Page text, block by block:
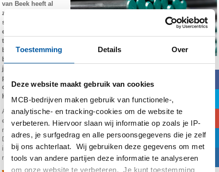
Toestemming Details Over
Deze website maakt gebruik van cookies
MCB-bedrijven maken gebruik van functionele-,
analytische- en tracking-cookies om de website te
verbeteren. Hiervoor slaan wij informatie op zoals je IP-
adres, je surfgedrag en alle persoonsgegevens die je zelf
bij ons achterlaat. Wij gebruiken deze gegevens om met
tools van andere partijen deze informatie te analyseren
om onze website te verbeteren. Je kunt toestemming
van Beek heeft al
zijn kennis over
staal omgezet naar
een e-learning
toepassing. Hoe
beter je staal
begrijpt, hoe beter
je kunt voorspellen hoe het zich gedraagt. Of inschatten waardoor
problemen worden veroorzaakt. Dat is het doel van onze nieuwe
digitale materiaalkunde module Staal, toegepast in de MCB-Campus.
Hieronder legt hij uit hoe en waarom deze e-learning is
Als metaalkundig adviseur krijg ik veel vragen over waarom staal zich op
een bepaalde manier gedraagt tijdens een bewerking. ‘Eerst ging het wel, nu
niet, hoe kan dat?’
Daarom ben ik heel blij met de introductie van module ‘3A Staal, toegepast’
in de MCB Campus. Na de inleidende basismodule 1 en de materiaalkunde-
module 2 komen nu de praktische modules 3.
j